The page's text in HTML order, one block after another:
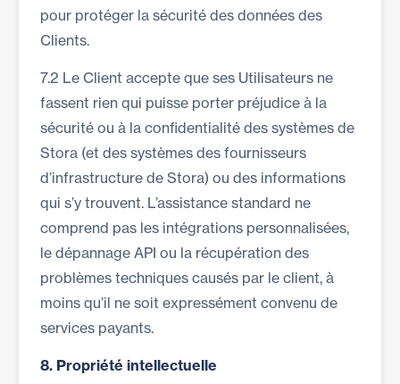
pour protéger la sécurité des données des
Clients.
7.2 Le Client accepte que ses Utilisateurs ne
fassent rien qui puisse porter préjudice à la
sécurité ou à la confidentialité des systèmes de
Stora (et des systèmes des fournisseurs
d’infrastructure de Stora) ou des informations
qui s’y trouvent. L’assistance standard ne
comprend pas les intégrations personnalisées,
le dépannage API ou la récupération des
problèmes techniques causés par le client, à
moins qu’il ne soit expressément convenu de
services payants.
8. Propriété intellectuelle